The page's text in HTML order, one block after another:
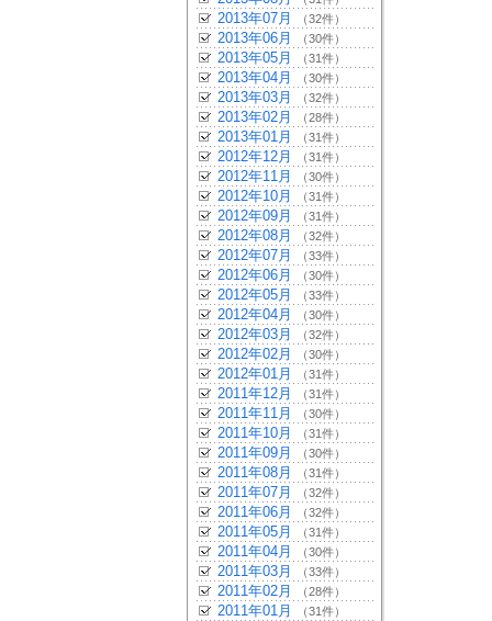
2013年07月 （32件）
2013年06月 （30件）
2013年05月 （31件）
2013年04月 （30件）
2013年03月 （32件）
2013年02月 （28件）
2013年01月 （31件）
2012年12月 （31件）
2012年11月 （30件）
2012年10月 （31件）
2012年09月 （31件）
2012年08月 （32件）
2012年07月 （33件）
2012年06月 （30件）
2012年05月 （33件）
2012年04月 （30件）
2012年03月 （32件）
2012年02月 （30件）
2012年01月 （31件）
2011年12月 （31件）
2011年11月 （30件）
2011年10月 （31件）
2011年09月 （30件）
2011年08月 （31件）
2011年07月 （32件）
2011年06月 （32件）
2011年05月 （31件）
2011年04月 （30件）
2011年03月 （33件）
2011年02月 （28件）
2011年01月 （31件）